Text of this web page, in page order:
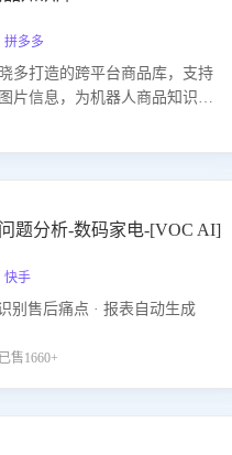
多多
多打造的跨平台商品库，支持
片信息，为机器人商品知识问
题分析-数码家电-[VOC AI]
手
别售后痛点 · 报表自动生成
已售1660+